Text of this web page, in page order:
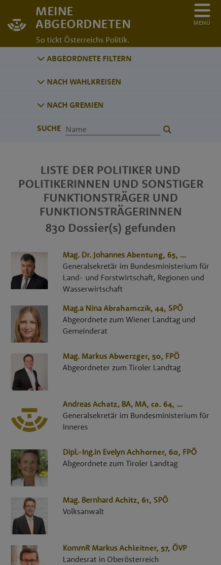
MEINE
ABGEORDNETEN
So tickt Österreichs Politik.
MENÜ
ABGEORDNETE FILTERN
NACH WAHLKREISEN
NACH GREMIEN
SUCHE
LISTE DER POLITIKER UND
POLITIKERINNEN UND SONSTIGER
FUNKTIONSTRÄGER UND
FUNKTIONSTRÄGERINNEN
830 Dossier(s) gefunden
Mag. Dr. Johannes Abentung, 65, ...
Generalsekretär im Bundesministerium für
Land- und Forstwirtschaft, Regionen und
Wasserwirtschaft
Mag.a Nina Abrahamczik, 44, SPÖ
Abgeordnete zum Wiener Landtag und
Gemeinderat
Mag. Markus Abwerzger, 50, FPÖ
Abgeordneter zum Tiroler Landtag
Andreas Achatz, BA, MA, ca. 64, ...
Generalsekretär im Bundesministerium für
Inneres
Dipl.-Ing.in Evelyn Achhorner, 60, FPÖ
Abgeordnete zum Tiroler Landtag
Mag. Bernhard Achitz, 61, SPÖ
Volksanwalt
KommR Markus Achleitner, 57, ÖVP
Landesrat in Oberösterreich